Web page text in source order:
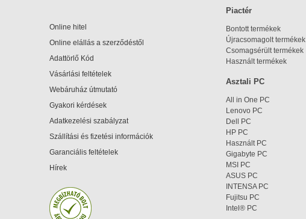
Online hitel
Online elállás a szerződéstől
Adattörlő Kód
Vásárlási feltételek
Webáruház útmutató
Gyakori kérdések
Adatkezelési szabályzat
Szállítási és fizetési információk
Garanciális feltételek
Hírek
Piactér
Bontott termékek
Újracsomagolt termékek
Csomagsérült termékek
Használt termékek
Asztali PC
All in One PC
Lenovo PC
Dell PC
HP PC
Használt PC
Gigabyte PC
MSI PC
ASUS PC
INTENSA PC
Fujitsu PC
Intel® PC